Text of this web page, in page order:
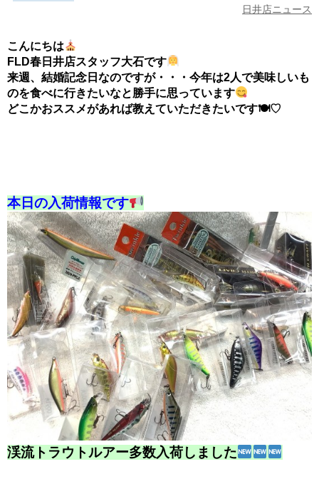
日井店ニュース
こんにちは
FLD春日井店スタッフ大石です
来週、結婚記念日なのですが・・・今年は2人で美味しいも
のを食べに行きたいなと勝手に思っています
どこかおススメがあれば教えていただきたいです🍽♡
本日の入荷情報です
渓流トラウトルアー多数入荷しました